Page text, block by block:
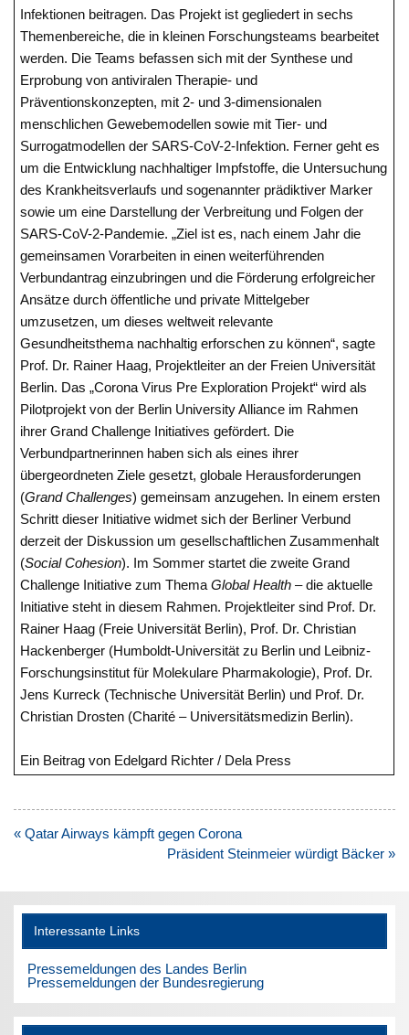
Infektionen beitragen. Das Projekt ist gegliedert in sechs
Themenbereiche, die in kleinen Forschungsteams bearbeitet
werden. Die Teams befassen sich mit der Synthese und
Erprobung von antiviralen Therapie- und
Präventionskonzepten, mit 2- und 3-dimensionalen
menschlichen Gewebemodellen sowie mit Tier- und
Surrogatmodellen der SARS-CoV-2-Infektion. Ferner geht es
um die Entwicklung nachhaltiger Impfstoffe, die Untersuchung
des Krankheitsverlaufs und sogenannter prädiktiver Marker
sowie um eine Darstellung der Verbreitung und Folgen der
SARS-CoV-2-Pandemie. „Ziel ist es, nach einem Jahr die
gemeinsamen Vorarbeiten in einen weiterführenden
Verbundantrag einzubringen und die Förderung erfolgreicher
Ansätze durch öffentliche und private Mittelgeber
umzusetzen, um dieses weltweit relevante
Gesundheitsthema nachhaltig erforschen zu können“, sagte
Prof. Dr. Rainer Haag, Projektleiter an der Freien Universität
Berlin. Das „Corona Virus Pre Exploration Projekt“ wird als
Pilotprojekt von der Berlin University Alliance im Rahmen
ihrer Grand Challenge Initiatives gefördert. Die
Verbundpartnerinnen haben sich als eines ihrer
übergeordneten Ziele gesetzt, globale Herausforderungen
(Grand Challenges) gemeinsam anzugehen. In einem ersten
Schritt dieser Initiative widmet sich der Berliner Verbund
derzeit der Diskussion um gesellschaftlichen Zusammenhalt
(Social Cohesion). Im Sommer startet die zweite Grand
Challenge Initiative zum ThemaGlobal Health – die aktuelle
Initiative steht in diesem Rahmen. Projektleiter sind Prof. Dr.
Rainer Haag (Freie Universität Berlin), Prof. Dr. Christian
Hackenberger (Humboldt-Universität zu Berlin und Leibniz-
Forschungsinstitut für Molekulare Pharmakologie), Prof. Dr.
Jens Kurreck (Technische Universität Berlin) und Prof. Dr.
Christian Drosten (Charité – Universitätsmedizin Berlin).
Ein Beitrag von Edelgard Richter / Dela Press
Beitragsnavigation
« Qatar Airways kämpft gegen Corona
Präsident Steinmeier würdigt Bäcker »
Interessante Links
Pressemeldungen des Landes Berlin
Pressemeldungen der Bundesregierung